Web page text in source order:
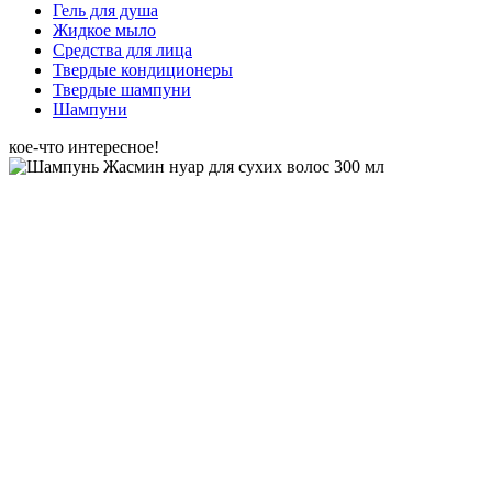
Гель для душа
Жидкое мыло
Средства для лица
Твердые кондиционеры
Твердые шампуни
Шампуни
кое-что интересное!